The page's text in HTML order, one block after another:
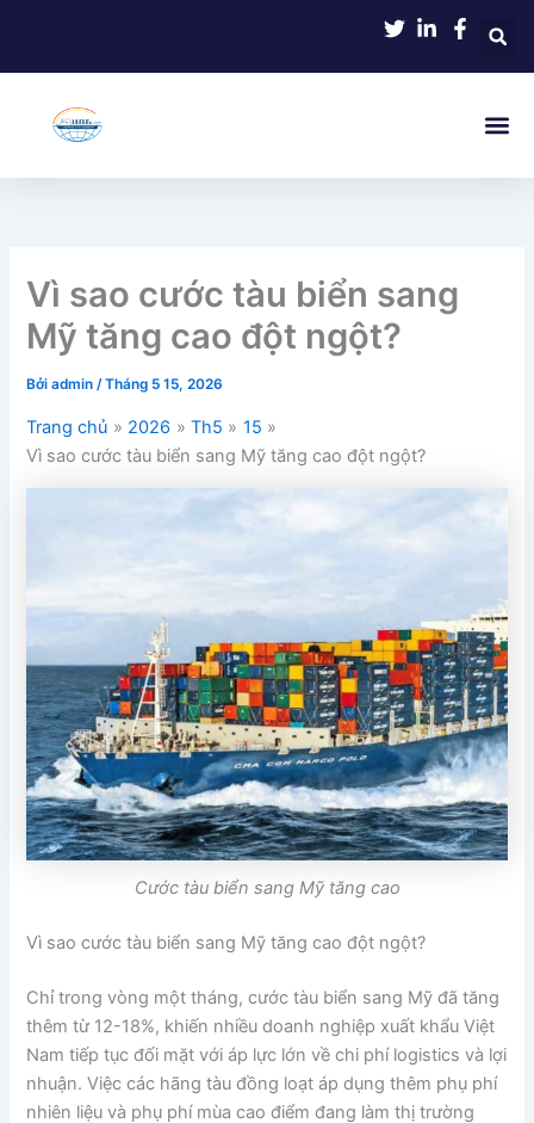
nội
Vì sao cước tàu biển sang
Mỹ tăng cao đột ngột?
Bởiadmin/Tháng 5 15, 2026
Trang chủ 2026 Th5
15
Vì sao cước tàu biển sang Mỹ tăng cao đột ngột?
Cước tàu biển sang Mỹ tăng cao
Vì sao cước tàu biển sang Mỹ tăng cao đột ngột?
Chỉ trong vòng một tháng, cước tàu biển sang Mỹ đã tăng
thêm từ 12-18%, khiến nhiều doanh nghiệp xuất khẩu Việt
Nam tiếp tục đối mặt với áp lực lớn về chi phí logistics và lợi
nhuận. Việc các hãng tàu đồng loạt áp dụng thêm phụ phí
nhiên liệu và phụ phí mùa cao điểm đang làm thị trường